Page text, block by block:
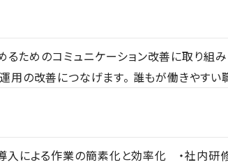
ためのコミュニケーション改善に取り組
用の改善につなげます。 誰もが働きやすい
入による作業の簡素化と効率化 ・社内